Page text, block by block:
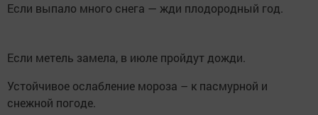
Если выпало много снега — жди плодородный год.
Если метель замела, в июле пройдут дожди.
Устойчивое ослабление мороза – к пасмурной и
снежной погоде.